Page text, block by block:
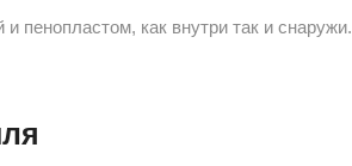
пенопластом, как внутри так и снаружи.